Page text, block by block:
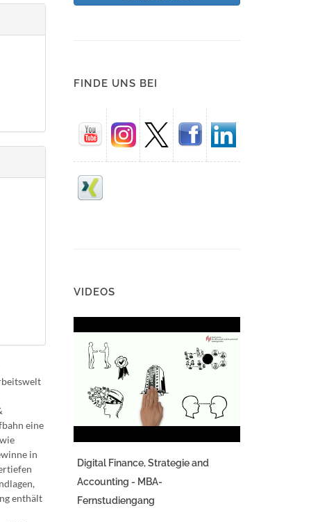
eine
in
enthält
FINDE UNS BEI
VIDEOS
Digital Finance, Strategie and
Accounting - MBA-
Fernstudiengang